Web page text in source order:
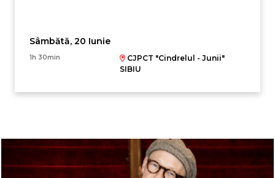
Sâmbătă, 20 Iunie
1h 30min
CJPCT "Cindrelul - Junii"
SIBIU